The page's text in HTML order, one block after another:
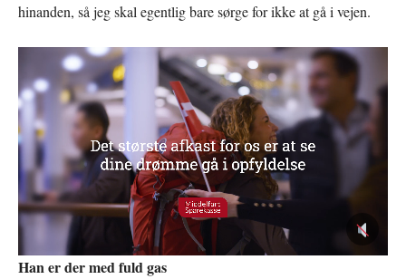
hinanden, så jeg skal egentlig bare sørge for ikke at gå i vejen.
Han er der med fuld gas